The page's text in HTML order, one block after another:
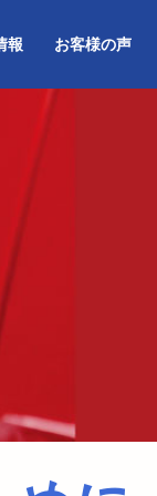
報 お客様の声